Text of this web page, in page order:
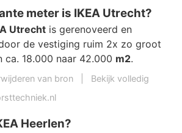
meter is IKEA Utrecht?
Utrecht is gerenoveerd en
de vestiging ruim 2x zo groot
ca. 18.000 naar 42.000 m2.
van bron
Bekijk volledig
Heerlen?